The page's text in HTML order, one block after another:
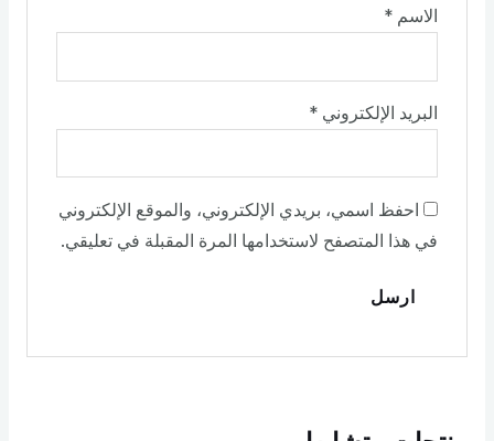
الاسم *
البريد الإلكتروني *
احفظ اسمي، بريدي الإلكتروني، والموقع الإلكتروني
في هذا المتصفح لاستخدامها المرة المقبلة في تعليقي.